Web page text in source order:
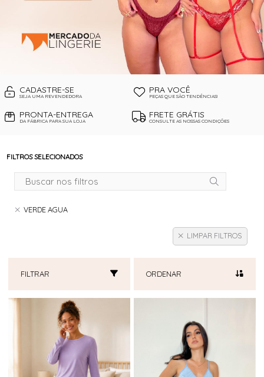
CADASTRE-SE
SEJA UMA REVENDEDORA
PRA VOCÊ
PEÇAS QUE SÃO TENDÊNCIAS!
PRONTA-ENTREGA
DA FÁBRICA PARA SUA LOJA
FRETE GRÁTIS
CONSULTE AS NOSSAS CONDIÇÕES
FILTROS SELECIONADOS
VERDE AGUA
LIMPAR FILTROS
FILTRAR ORDENAR